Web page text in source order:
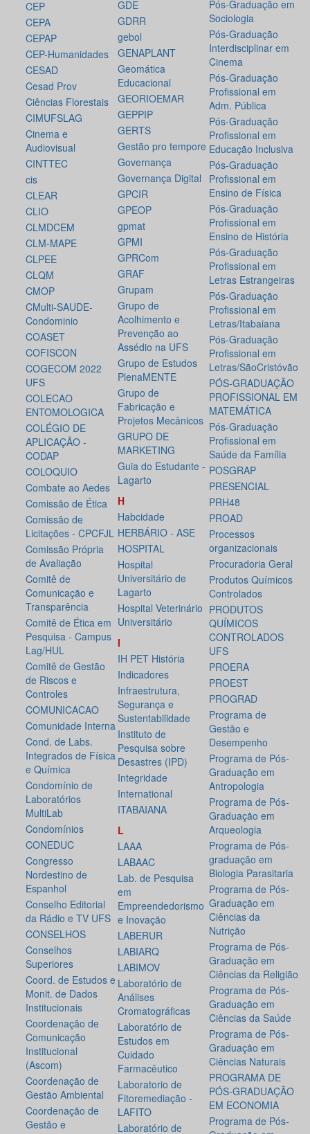
CEP
CEPA
CEPAP
CEP-Humanidades
CESAD
Cesad Prov
Ciências Florestais
CIMUFSLAG
Cinema e
Audiovisual
CINTTEC
cis
CLEAR
CLIO
CLMDCEM
CLM-MAPE
CLPEE
CLQM
CMOP
CMulti-SAUDE-
Condominio
COASET
COFISCON
COGECOM 2022
UFS
COLECAO
ENTOMOLOGICA
COLÉGIO DE
APLICAÇÃO -
CODAP
COLOQUIO
Combate ao Aedes
Comissão de Ética
Comissão de
Licitações - CPCFJL
Comissão Própria
de Avaliação
Comitê de
Comunicação e
Transparência
Comitê de Ética em
Pesquisa - Campus
Lag/HUL
Comitê de Gestão
de Riscos e
Controles
COMUNICACAO
Comunidade Interna
Cond. de Labs.
Integrados de Física
e Química
Condomínio de
Laboratórios
MultiLab
Condomínios
CONEDUC
Congresso
Nordestino de
Espanhol
Conselho Editorial
da Rádio e TV UFS
CONSELHOS
Conselhos
Superiores
Coord. de Estudos e
Monit. de Dados
Institucionais
Coordenação de
Comunicação
Institucional
(Ascom)
Coordenação de
Gestão Ambiental
Coordenação de
Gestão e
GDE
GDRR
gebol
GENAPLANT
Geomática
Educacional
GEORIOEMAR
GEPPIP
GERTS
Gestão pro tempore
Governança
Governança Digital
GPCIR
GPEOP
gpmat
GPMI
GPRCom
GRAF
Grupam
Grupo de
Acolhimento e
Prevenção ao
Assédio na UFS
Grupo de Estudos
PlenaMENTE
Grupo de
Fabricação e
Projetos Mecânicos
GRUPO DE
MARKETING
Guia do Estudante -
Lagarto
H
Habcidade
HERBÁRIO - ASE
HOSPITAL
Hospital
Universitário de
Lagarto
Hospital Veterinário
Universitário
I
IH PET História
Indicadores
Infraestrutura,
Segurança e
Sustentabilidade
Instituto de
Pesquisa sobre
Desastres (IPD)
Integridade
International
ITABAIANA
L
LAAA
LABAAC
Lab. de Pesquisa
em
Empreendedorismo
e Inovação
LABERUR
LABIARQ
LABIMOV
Laboratório de
Análises
Cromatográficas
Laboratório de
Estudos em
Cuidado
Farmacêutico
Laboratorio de
Fitoremediação -
LAFITO
Laboratório de
Pós-Graduação em
Sociologia
Pós-Graduação
Interdisciplinar em
Cinema
Pós-Graduação
Profissional em
Adm. Pública
Pós-Graduação
Profissional em
Educação Inclusiva
Pós-Graduação
Profissional em
Ensino de Física
Pós-Graduação
Profissional em
Ensino de História
Pós-Graduação
Profissional em
Letras Estrangeiras
Pós-Graduação
Profissional em
Letras/Itabaiana
Pós-Graduação
Profissional em
Letras/SãoCristóvão
PÓS-GRADUAÇÃO
PROFISSIONAL EM
MATEMÁTICA
Pós-Graduação
Profissional em
Saúde da Família
POSGRAP
PRESENCIAL
PRH48
PROAD
Processos
organizacionais
Procuradoria Geral
Produtos Químicos
Controlados
PRODUTOS
QUÍMICOS
CONTROLADOS
UFS
PROERA
PROEST
PROGRAD
Programa de
Gestão e
Desempenho
Programa de Pós-
Graduação em
Antropologia
Programa de Pós-
Graduação em
Arqueologia
Programa de Pós-
graduação em
Biologia Parasitaria
Programa de Pós-
Graduação em
Ciências da
Nutrição
Programa de Pós-
Graduação em
Ciências da Religião
Programa de Pós-
Graduação em
Ciências da Saúde
Programa de Pós-
Graduação em
Ciências Naturais
PROGRAMA DE
PÓS-GRADUAÇÃO
EM ECONOMIA
Programa de Pós-